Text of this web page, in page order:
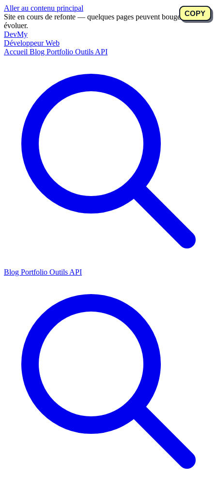
Aller au contenu principal
Site en cours de refonte — quelques pages peuvent bouger ou
évoluer.
DevMy
Développeur Web
Accueil Blog Portfolio Outils API
Blog Portfolio Outils API
COPY
COPY